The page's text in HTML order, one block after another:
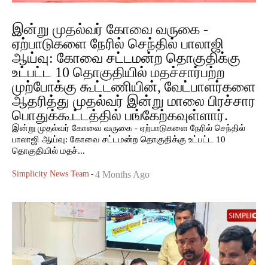
இன்று முதல்வர் கோவை வருகை -
ஏற்பாடுகளை நேரில் செந்தில் பாலாஜி
ஆய்வு: கோவை சட்டமன்ற தொகுதிக்கு
உட்பட்ட 10 தொகுதியில் மதச்சார்பற்ற
முற்போக்கு கூட்டணியின், வேட்பாளர்களை
ஆதரித்து முதல்வர் இன்று மாலை பிரச்சார
பொதுக்கூட்டத்தில் பங்கேற்கவுள்ளார்.
இன்று முதல்வர் கோவை வருகை - ஏற்பாடுகளை நேரில் செந்தில்
பாலாஜி ஆய்வு: கோவை சட்டமன்ற தொகுதிக்கு உட்பட்ட 10
தொகுதியில் மதச்...
Simplicity News Team - 4 Months Ago